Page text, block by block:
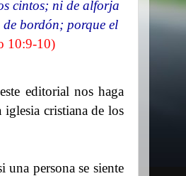
cintos; ni de alforja
bordón; porque el
10:9-10)
editorial nos haga
cristiana de los
una persona se siente